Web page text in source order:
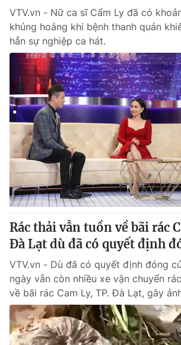
VTV.vn - Nữ ca sĩ Cẩm Ly đã có
khủng hoảng khi bệnh thanh quản
hẳn sự nghiệp ca hát.
Rác thải vẫn tuồn về bãi rác
Đà Lạt dù đã có quyết định
VTV.vn - Dù đã có quyết định đóng
ngày vẫn còn nhiều xe vận chuyển
về bãi rác Cam Ly, TP. Đà Lạt, gây